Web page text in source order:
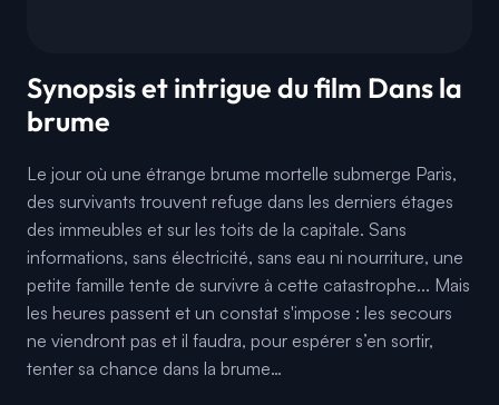
Synopsis et intrigue du film Dans la
brume
Le jour où une étrange brume mortelle submerge Paris,
des survivants trouvent refuge dans les derniers étages
des immeubles et sur les toits de la capitale. Sans
informations, sans électricité, sans eau ni nourriture, une
petite famille tente de survivre à cette catastrophe... Mais
les heures passent et un constat s'impose : les secours
ne viendront pas et il faudra, pour espérer s’en sortir,
tenter sa chance dans la brume…